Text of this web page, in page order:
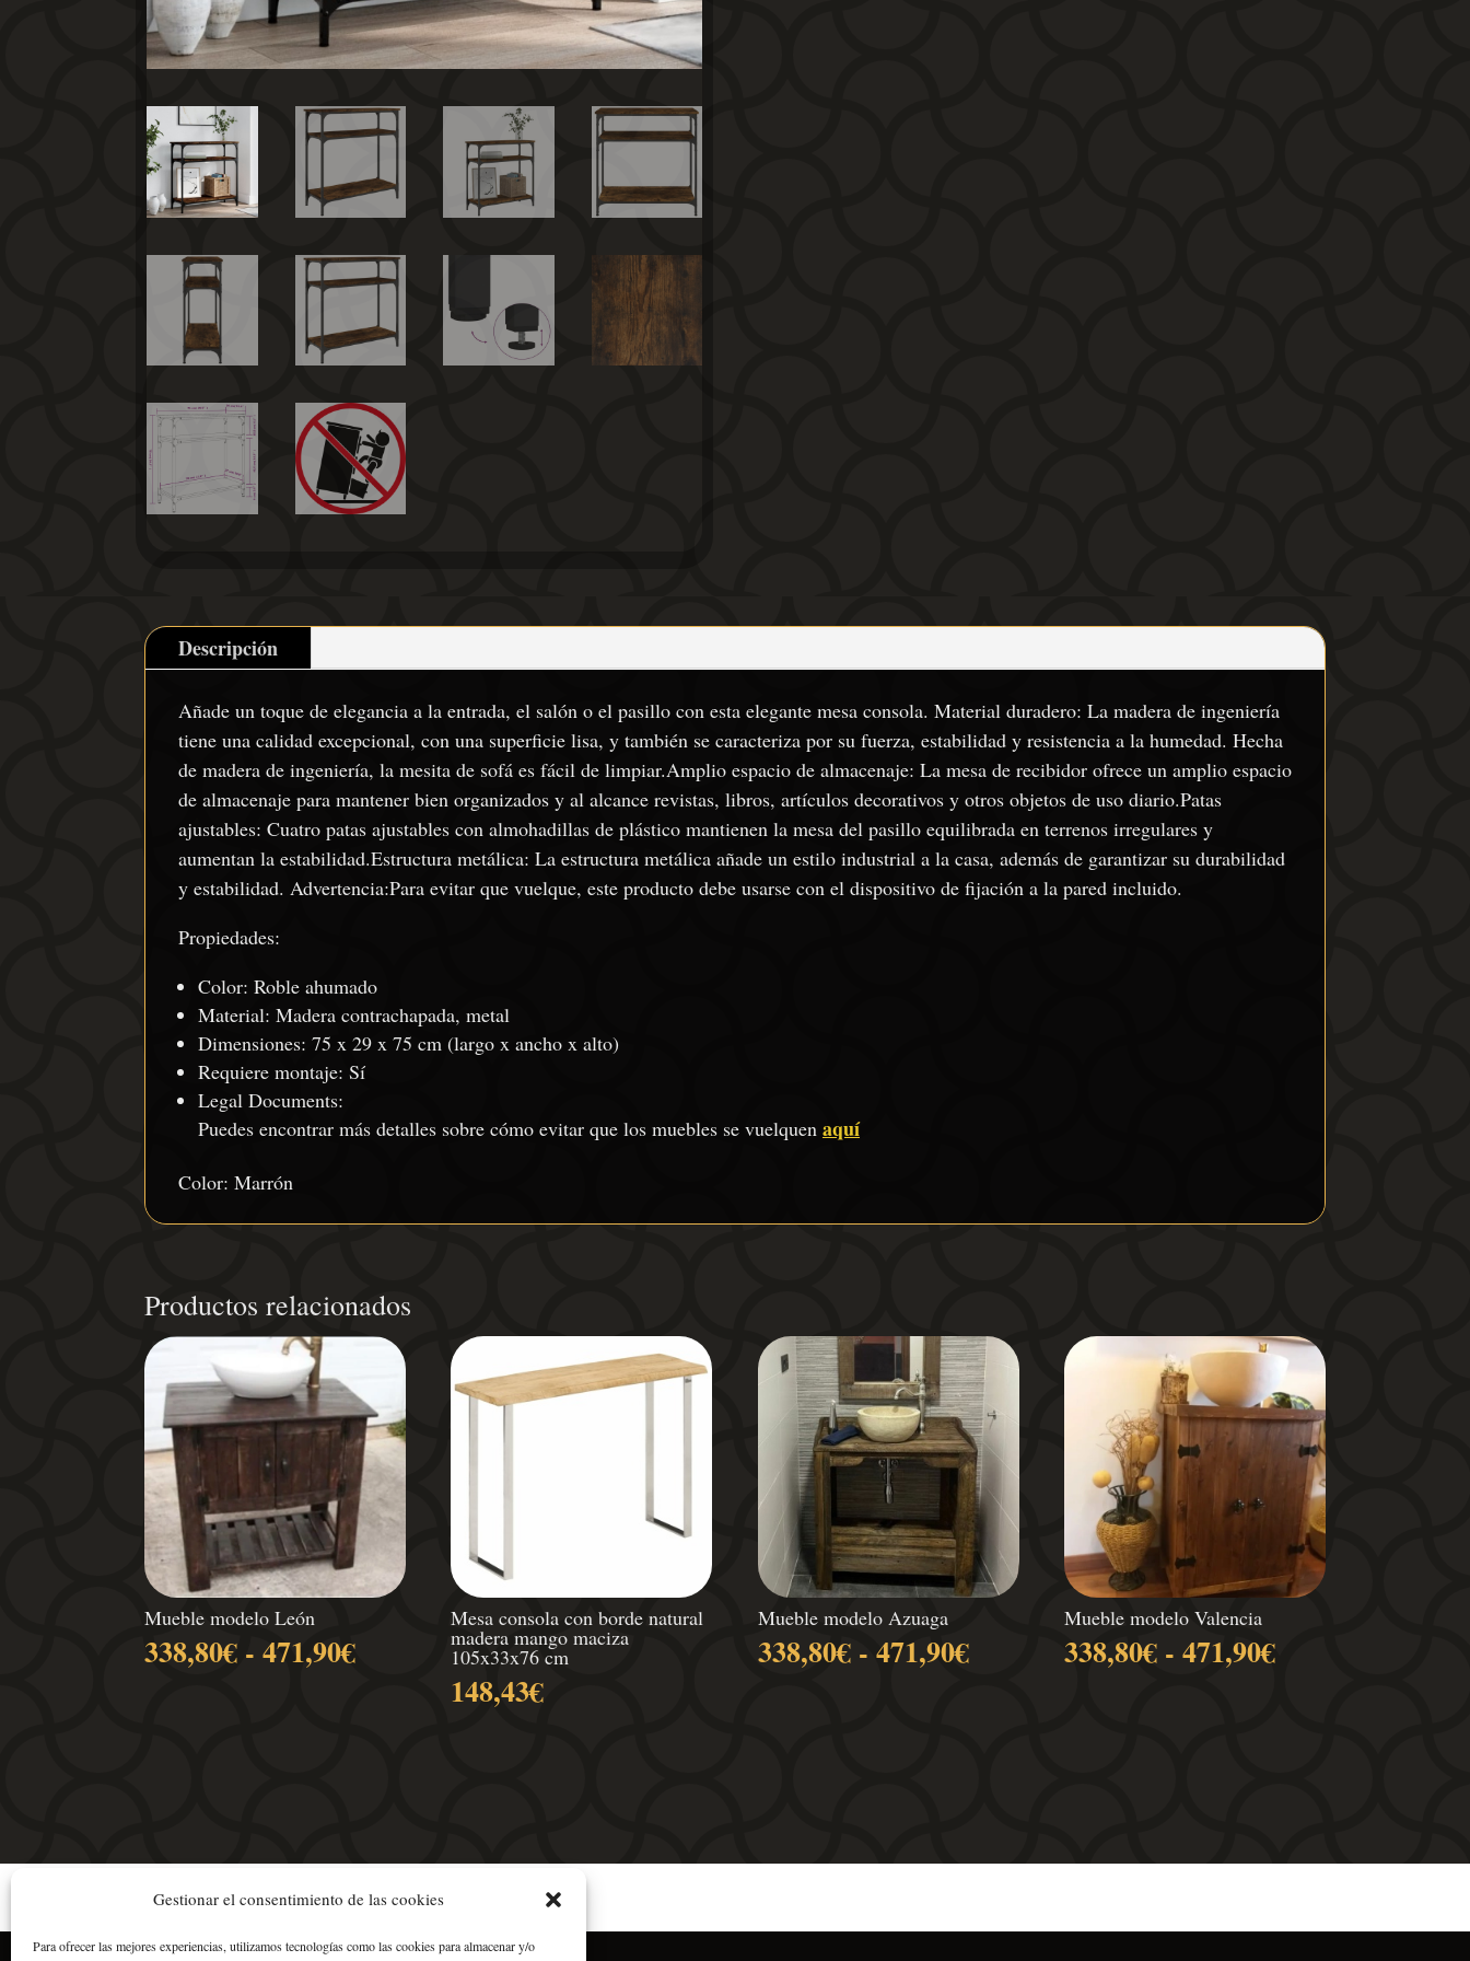
Gestionar el consentimiento de las cookies
Para ofrecer las mejores experiencias, utilizamos tecnologías como las cookies para almacenar y/o
Descripción
Añade un toque de elegancia a la entrada, el salón o el pasillo con esta elegante mesa consola. Material duradero: La madera de ingeniería
tiene una calidad excepcional, con una superficie lisa, y también se caracteriza por su fuerza, estabilidad y resistencia a la humedad. Hecha
de madera de ingeniería, la mesita de sofá es fácil de limpiar.Amplio espacio de almacenaje: La mesa de recibidor ofrece un amplio espacio
de almacenaje para mantener bien organizados y al alcance revistas, libros, artículos decorativos y otros objetos de uso diario.Patas
ajustables: Cuatro patas ajustables con almohadillas de plástico mantienen la mesa del pasillo equilibrada en terrenos irregulares y
aumentan la estabilidad.Estructura metálica: La estructura metálica añade un estilo industrial a la casa, además de garantizar su durabilidad
y estabilidad. Advertencia:Para evitar que vuelque, este producto debe usarse con el dispositivo de fijación a la pared incluido.
Propiedades:
Color: Roble ahumado
Material: Madera contrachapada, metal
Dimensiones: 75 x 29 x 75 cm (largo x ancho x alto)
Requiere montaje: Sí
Legal Documents:
Puedes encontrar más detalles sobre cómo evitar que los muebles se vuelquen aquí
Color: Marrón
Productos relacionados
Mueble modelo León
338,80€ - 471,90€Rango
Mesa consola con borde natural
madera mango maciza
105x33x76 cm
148,43€
Mueble modelo Azuaga
338,80€ - 471,90€Rango
Mueble modelo Valencia
338,80€ - 471,90€Rango